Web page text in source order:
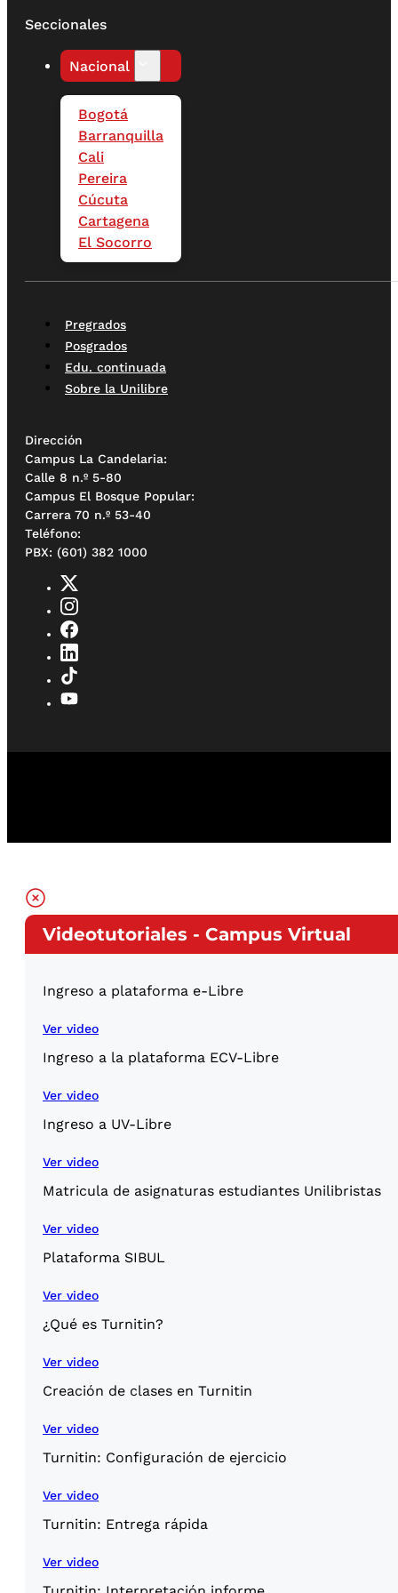
Seccionales
Nacional
Bogotá
Barranquilla
Cali
Pereira
Cúcuta
Cartagena
El Socorro
Pregrados
Posgrados
Edu. continuada
Sobre la Unilibre
Dirección
Campus La Candelaria:
Calle 8 n.º 5-80
Campus El Bosque Popular:
Carrera 70 n.º 53-40
Teléfono:
PBX: (601) 382 1000
Videotutoriales - Campus Virtual
Ingreso a plataforma e-Libre
Ver video
Ingreso a la plataforma ECV-Libre
Ver video
Ingreso a UV-Libre
Ver video
Matricula de asignaturas estudiantes Unilibristas
Ver video
Plataforma SIBUL
Ver video
¿Qué es Turnitin?
Ver video
Creación de clases en Turnitin
Ver video
Turnitin: Configuración de ejercicio
Ver video
Turnitin: Entrega rápida
Ver video